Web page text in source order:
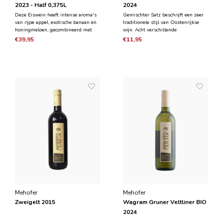
2023 - Half 0,375L
Deze Eiswein heeft intense aroma's
van rijpe appel, exotische banaan en
honingmeloen, gecombineerd met
hints van vanille en sinaasappelschil.
€39,95
2024
Gemischter Satz beschrijft een zeer
traditionele stijl van Oostenrijkse
wijn. Acht verschillende
druivensoorten, zorgvuldig
€11,95
Mehofer
Zweigelt 2015
Mehofer
Wagram Gruner Veltliner BIO
2024